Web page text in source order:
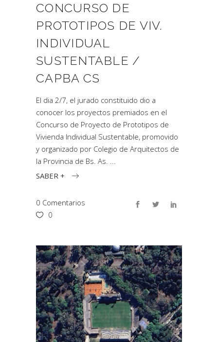
CONCURSO DE
PROTOTIPOS DE VIV.
INDIVIDUAL
SUSTENTABLE /
CAPBA CS
El dia 2/7, el jurado constituido dio a
conocer los proyectos premiados en el
Concurso de Proyecto de Prototipos de
Vivienda Individual Sustentable, promovido
y organizado por Colegio de Arquitectos de
la Provincia de Bs. As.
SABER +
0 Comentarios
0